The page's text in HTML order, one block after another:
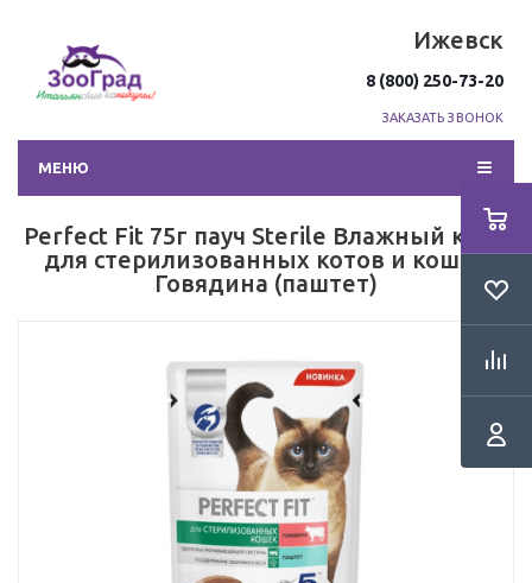
Ижевск
8 (800) 250-73-20
ЗАКАЗАТЬ ЗВОНОК
МЕНЮ
Perfect Fit 75г пауч Sterile Влажный корм
для стерилизованных котов и кошек
Говядина (паштет)